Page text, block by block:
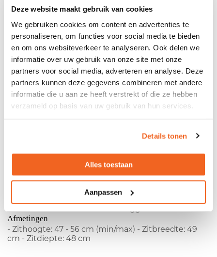
Deze website maakt gebruik van cookies
We gebruiken cookies om content en advertenties te
personaliseren, om functies voor social media te bieden
en om ons websiteverkeer te analyseren. Ook delen we
informatie over uw gebruik van onze site met onze
partners voor social media, adverteren en analyse. Deze
partners kunnen deze gegevens combineren met andere
informatie die u aan ze heeft verstrekt of die ze hebben
verzameld op basis van uw gebruik van hun services.
Details tonen
Alles toestaan
Aanpassen
Voor zowelParticulieralsZakelijk
ProfessioneleBezorg- en Montageservice
Productspecificaties
Gestoffeerde zitting - Type armleggers: 2D
hoogteverstelbaar - Type wielen: zacht -
Mechanisme: neigmeschanisme
- Kleur rug: zwart - Kleur zitting: zwart - Kleur
Afmetingen
- Zithoogte: 47 - 56 cm (min/max) - Zitbreedte: 49
cm - Zitdiepte: 48 cm